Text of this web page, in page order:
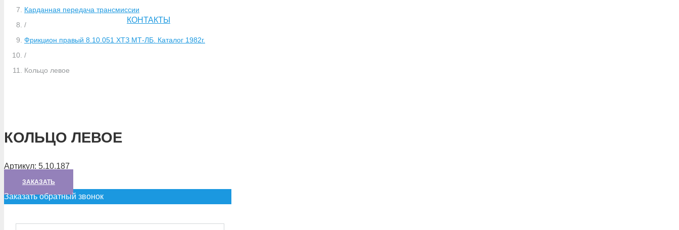
КОНТАКТЫ
Карданная передача трансмиссии
/
Фрикцион правый 8.10.051 ХТЗ МТ-ЛБ. Каталог 1982г.
/
Кольцо левое
КОЛЬЦО ЛЕВОЕ
Артикул: 5.10.187
ЗАКАЗАТЬ
Заказать обратный звонок